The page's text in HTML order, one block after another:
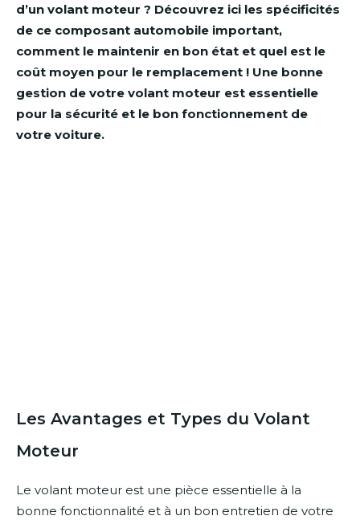
d’un volant moteur ? Découvrez ici les spécificités
de ce composant automobile important,
comment le maintenir en bon état et quel est le
coût moyen pour le remplacement ! Une bonne
gestion de votre volant moteur est essentielle
pour la sécurité et le bon fonctionnement de
votre voiture.
Les Avantages et Types du Volant
Moteur
Le volant moteur est une pièce essentielle à la
bonne fonctionnalité et à un bon entretien de votre